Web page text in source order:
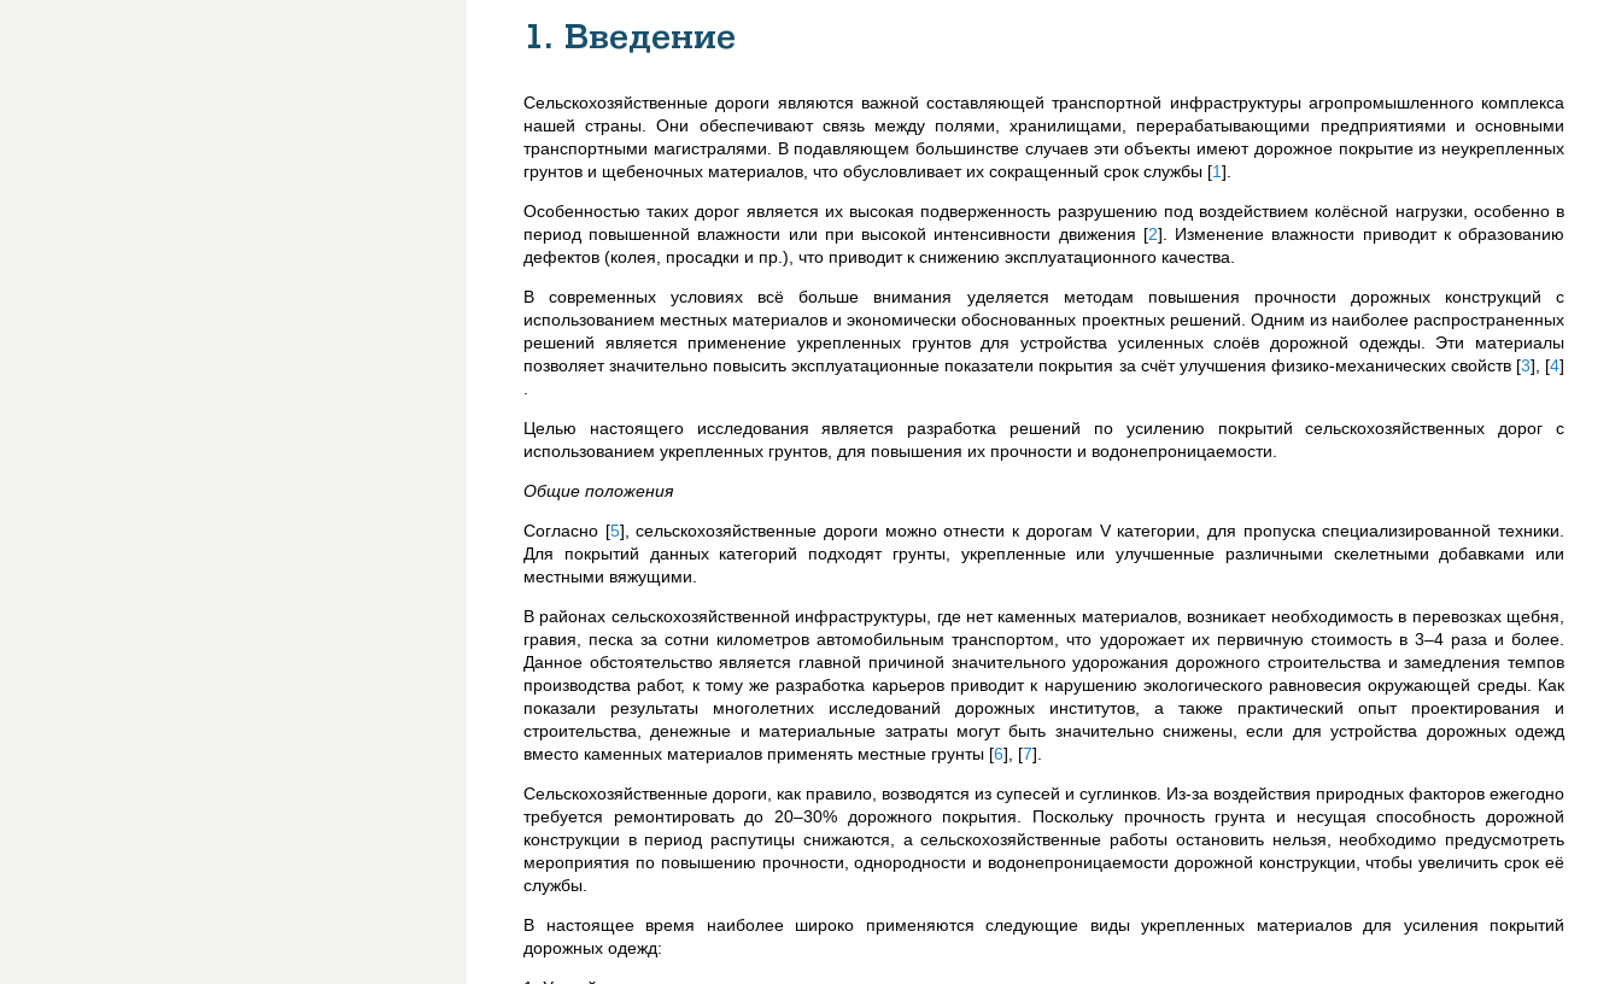
1. Введение
Сельскохозяйственные дороги являются важной составляющей транспортной инфраструктуры агропромышленного комплекса
нашей страны. Они обеспечивают связь между полями, хранилищами, перерабатывающими предприятиями и основными
транспортными магистралями. В подавляющем большинстве случаев эти объекты имеют дорожное покрытие из неукрепленных
грунтов и щебеночных материалов, что обусловливает их сокращенный срок службы [1]
Особенностью таких дорог является их высокая подверженность разрушению под воздействием колёсной нагрузки, особенно в
период повышенной влажности или при высокой интенсивности движения [2] . Изменение влажности приводит к образованию
дефектов (колея, просадки и пр.), что приводит к снижению эксплуатационного качества.
В современных условиях всё больше внимания уделяется методам повышения прочности дорожных конструкций с
использованием местных материалов и экономически обоснованных проектных решений. Одним из наиболее распространенных
решений является применение укрепленных грунтов для устройства усиленных слоёв дорожной одежды. Эти материалы
позволяет значительно повысить эксплуатационные показатели покрытия за счёт улучшения физико-механических свойств [3] [4]
Целью настоящего исследования является разработка решений по усилению покрытий сельскохозяйственных дорог с
использованием укрепленных грунтов, для повышения их прочности и водонепроницаемости.
Общие положения
Согласно [5] , сельскохозяйственные дороги можно отнести к дорогам V категории, для пропуска специализированной техники.
Для покрытий данных категорий подходят грунты, укрепленные или улучшенные различными скелетными добавками или
местными вяжущими.
В районах сельскохозяйственной инфраструктуры, где нет каменных материалов, возникает необходимость в перевозках щебня,
гравия, песка за сотни километров автомобильным транспортом, что удорожает их первичную стоимость в 3–4 раза и более.
Данное обстоятельство является главной причиной значительного удорожания дорожного строительства и замедления темпов
производства работ, к тому же разработка карьеров приводит к нарушению экологического равновесия окружающей среды. Как
показали результаты многолетних исследований дорожных институтов, а также практический опыт проектирования и
строительства, денежные и материальные затраты могут быть значительно снижены, если для устройства дорожных одежд
вместо каменных материалов применять местные грунты [6] [7]
Сельскохозяйственные дороги, как правило, возводятся из супесей и суглинков. Из-за воздействия природных факторов ежегодно
требуется ремонтировать до 20–30% дорожного покрытия. Поскольку прочность грунта и несущая способность дорожной
конструкции в период распутицы снижаются, а сельскохозяйственные работы остановить нельзя, необходимо предусмотреть
мероприятия по повышению прочности, однородности и водонепроницаемости дорожной конструкции, чтобы увеличить срок её
службы.
В настоящее время наиболее широко применяются следующие виды укрепленных материалов для усиления покрытий
дорожных одежд: